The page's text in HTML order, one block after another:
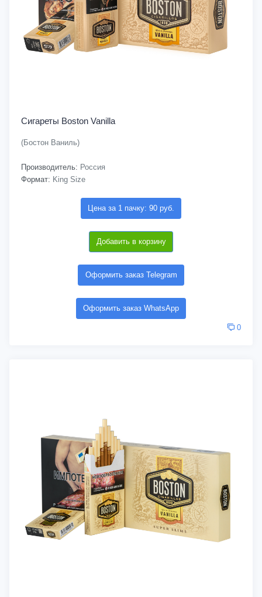
Сигареты Boston Vanilla
(Бостон Ваниль)
Производитель: Россия
Формат: King Size
Цена за 1 пачку: 90 руб.
Добавить в корзину
Оформить заказ Telegram
Оформить заказ WhatsApp
0